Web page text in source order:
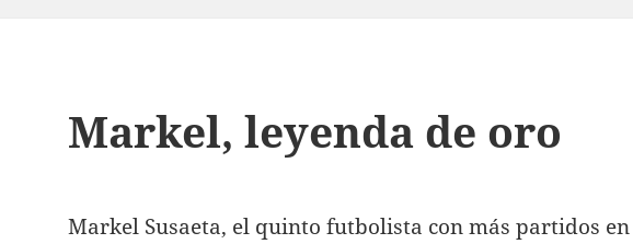
Markel, leyenda de oro
Markel Susaeta, el quinto futbolista con más partidos